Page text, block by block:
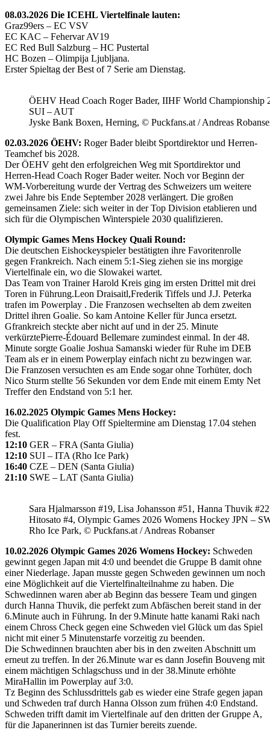
08.03.2026 Die ICEHL Viertelfinale lauten:
Graz99ers – EC VSV
EC KAC – Fehervar AV19
EC Red Bull Salzburg – HC Pustertal
HC Bozen – Olimpija Ljubljana.
Erster Spieltag der Best of 7 Serie am Dienstag.
ÖEHV Head Coach Roger Bader, IIHF World Championship
SUI – AUT
Jyske Bank Boxen, Herning, © Puckfans.at / Andreas
02.03.2026 ÖEHV: Roger Bader bleibt Sportdirektor und Herren-
Teamchef bis 2028.
Der ÖEHV geht den erfolgreichen Weg mit Sportdirektor und
Herren-Head Coach Roger Bader weiter. Noch vor Beginn der
WM-Vorbereitung wurde der Vertrag des Schweizers um weitere
zwei Jahre bis Ende September 2028 verlängert. Die großen
gemeinsamen Ziele: sich weiter in der Top Division etablieren und
sich für die Olympischen Winterspiele 2030 qualifizieren.
Olympic Games Mens Hockey Quali Round:
Die deutschen Eishockeyspieler bestätigten ihre Favoritenrolle
gegen Frankreich. Nach einem 5:1-Sieg ziehen sie ins morgige
Viertelfinale ein, wo die Slowakei wartet.
Das Team von Trainer Harold Kreis ging im ersten Drittel mit drei
Toren in Führung.Leon Draisaitl,Frederik Tiffels und J.J. Peterka
trafen im Powerplay . Die Franzosen wechselten ab dem zweiten
Drittel ihren Goalie. So kam Antoine Keller für Junca ersetzt.
Gfrankreich steckte aber nicht auf und in der 25. Minute
verkürztePierre-Édouard Bellemare zumindest einmal. In der 48.
Minute sorgte Goalie Joshua Samanski wieder für Ruhe im DEB
Team als er in einem Powerplay einfach nicht zu bezwingen war.
Die Franzosen versuchten es am Ende sogar ohne Torhüter, doch
Nico Sturm stellte 56 Sekunden vor dem Ende mit einem Emty Net
Treffer den Endstand von 5:1 her.
16.02.2025 Olympic Games Mens Hockey:
Die Qualification Play Off Spieltermine am Dienstag 17.04 stehen
fest.
12:10 GER – FRA (Santa Giulia)
12:10 SUI – ITA (Rho Ice Park)
16:40 CZE – DEN (Santa Giulia)
21:10 SWE – LAT (Santa Giulia)
Sara Hjalmarsson #19, Lisa Johansson #51, Hanna Thuvik
Hitosato #4, Olympic Games 2026 Womens Hockey JPN –
Rho Ice Park, © Puckfans.at / Andreas Robanser
10.02.2026 Olympic Games 2026 Womens Hockey: Schweden
gewinnt gegen Japan mit 4:0 und beendet die Gruppe B damit ohne
einer Niederlage. Japan musste gegen Schweden gewinnen um noch
eine Möglichkeit auf die Viertelfinalteilnahme zu haben. Die
Schwedinnen waren aber ab Beginn das bessere Team und gingen
durch Hanna Thuvik, die perfekt zum Abfäschen bereit stand in der
6.Minute auch in Führung. In der 9.Minute hatte kanami Raki nach
einem Chross Check gegen eine Schweden viel Glück um das Spiel
nicht mit einer 5 Minutenstarfe vorzeitig zu beenden.
Die Schwedinnen brauchten aber bis in den zweiten Abschnitt um
erneut zu treffen. In der 26.Minute war es dann Josefin Bouveng mit
einem mächtigen Schlagschuss und in der 38.Minute erhöhte
MiraHallin im Powerplay auf 3:0.
Tz Beginn des Schlussdrittels gab es wieder eine Strafe gegen japan
und Schweden traf durch Hanna Olsson zum frühen 4:0 Endstand.
Schweden trifft damit im Viertelfinale auf den dritten der Gruppe A,
für die Japanerinnen ist das Turnier bereits zuende.